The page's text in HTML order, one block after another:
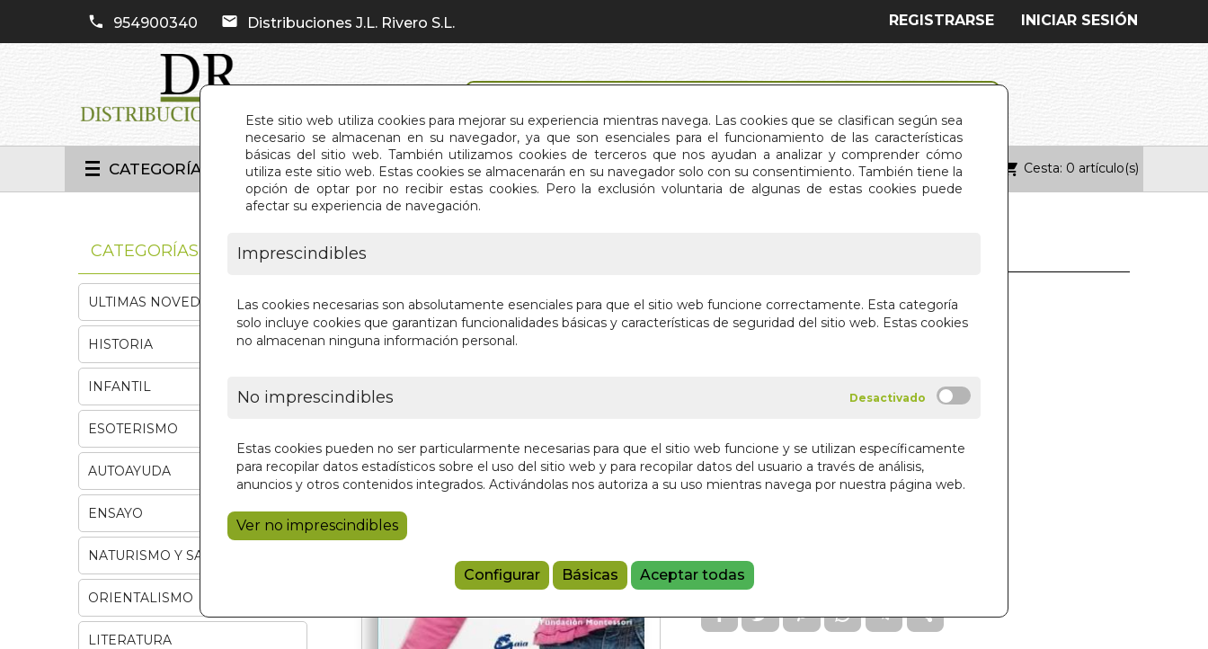
Este sitio web utiliza cookies para mejorar su experiencia mientras navega. Las cookies que se clasifican según sea
necesario se almacenan en su navegador, ya que son esenciales para el funcionamiento de las características
básicas del sitio web. También utilizamos cookies de terceros que nos ayudan a analizar y comprender cómo
utiliza este sitio web. Estas cookies se almacenarán en su navegador solo con su consentimiento. También tiene la
opción de optar por no recibir estas cookies. Pero la exclusión voluntaria de algunas de estas cookies puede
afectar su experiencia de navegación.
Imprescindibles
Las cookies necesarias son absolutamente esenciales para que el sitio web funcione correctamente. Esta categoría
solo incluye cookies que garantizan funcionalidades básicas y características de seguridad del sitio web. Estas cookies
no almacenan ninguna información personal.
No imprescindibles
Estas cookies pueden no ser particularmente necesarias para que el sitio web funcione y se utilizan específicamente
para recopilar datos estadísticos sobre el uso del sitio web y para recopilar datos del usuario a través de análisis,
anuncios y otros contenidos integrados. Activándolas nos autoriza a su uso mientras navega por nuestra página web.
Ver no imprescindibles
Configurar Básicas Aceptar todas
954900340 Distribuciones J.L. Rivero S.L. INICIAR SESIÓN
REGISTRARSE
CATEGORÍAS INICIO QUIÉNES SOMOS CONTACTO Cesta: 0 artículo(s)
COMO EDUCAR NIÑOS
MARAVILLOSOS
20,00 €
9788484456285
CATEGORÍAS
ULTIMAS NOVEDADES
HISTORIA
INFANTIL
ESOTERISMO
AUTOAYUDA
ENSAYO
NATURISMO Y SALUD
ORIENTALISMO
LITERATURA